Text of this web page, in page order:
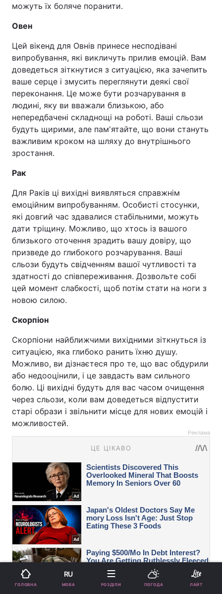
можуть їх боляче поранити.
Овен
Цей вікенд для Овнів принесе несподівані
випробування, які викличуть прилив емоцій. Вам
доведеться зіткнутися з ситуацією, яка зачепить
ваше серце і змусить переглянути деякі свої
переконання. Це може бути розчарування в
людині, яку ви вважали близькою, або
непередбачені складнощі на роботі. Ваші сльози
будуть щирими, але пам'ятайте, що вони стануть
важливим кроком на шляху до внутрішнього
зростання.
Рак
Для Раків ці вихідні виявляться справжнім
емоційним випробуванням. Особисті стосунки,
які довгий час здавалися стабільними, можуть
дати тріщину. Можливо, що хтось із вашого
близького оточення зрадить вашу довіру, що
призведе до глибокого розчарування. Ваші
сльози будуть свідченням вашої чутливості та
здатності до співпереживання. Дозвольте собі
цей момент слабкості, щоб потім стати на ноги з
новою силою.
Скорпіон
Скорпіони найближчими вихідними зіткнуться із
ситуацією, яка глибоко ранить їхню душу.
Можливо, ви дізнаєтеся про те, що вас обдурили
або недооцінили, і це завдасть вам сильного
болю. Ці вихідні будуть для вас часом очищення
через сльози, коли вам доведеться відпустити
старі образи і звільнити місце для нових емоцій і
можливостей.
Реклама
ГОЛОВНА
RU
МОВА РОЗДІЛИ ПОГОДА ЛАЙТ